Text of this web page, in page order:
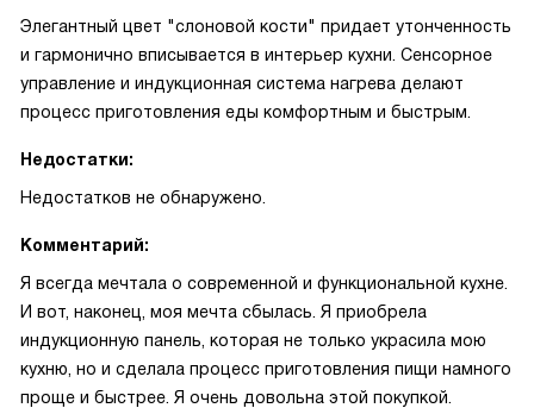
Элегантный цвет "слоновой кости" придает утонченность
и гармонично вписывается в интерьер кухни. Сенсорное
управление и индукционная система нагрева делают
процесс приготовления еды комфортным и быстрым.
Недостатки:
Недостатков не обнаружено.
Комментарий:
Я всегда мечтала о современной и функциональной кухне.
И вот, наконец, моя мечта сбылась. Я приобрела
индукционную панель, которая не только украсила мою
кухню, но и сделала процесс приготовления пищи намного
проще и быстрее. Я очень довольна этой покупкой.